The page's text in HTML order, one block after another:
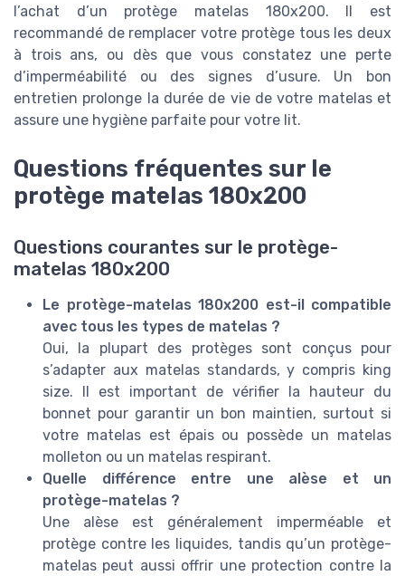
l’achat d’un protège matelas 180x200. Il est
recommandé de remplacer votre protège tous les deux
à trois ans, ou dès que vous constatez une perte
d’imperméabilité ou des signes d’usure. Un bon
entretien prolonge la durée de vie de votre matelas et
assure une hygiène parfaite pour votre lit.
Questions fréquentes sur le
protège matelas 180x200
Questions courantes sur le protège-
matelas 180x200
Le protège-matelas 180x200 est-il compatible
avec tous les types de matelas ?
Oui, la plupart des protèges sont conçus pour
s’adapter aux matelas standards, y compris king
size. Il est important de vérifier la hauteur du
bonnet pour garantir un bon maintien, surtout si
votre matelas est épais ou possède un matelas
molleton ou un matelas respirant.
Quelle différence entre une alèse et un
protège-matelas ?
Une alèse est généralement imperméable et
protège contre les liquides, tandis qu’un protège-
matelas peut aussi offrir une protection contre la